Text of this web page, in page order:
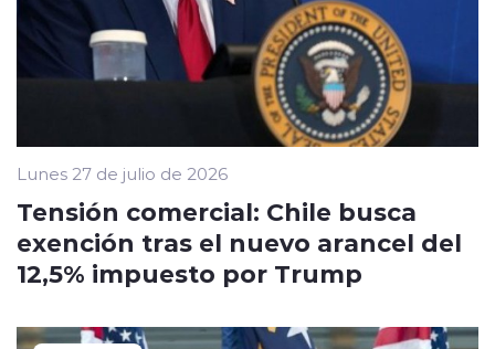
Lunes 27 de julio de 2026
Tensión comercial: Chile busca
exención tras el nuevo arancel del
12,5% impuesto por Trump